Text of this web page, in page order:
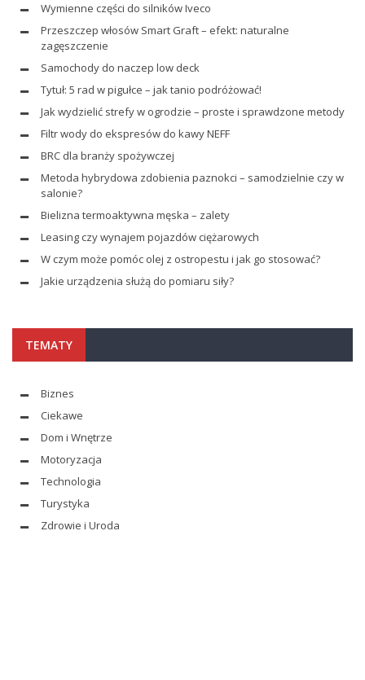
Wymienne części do silników Iveco
Przeszczep włosów Smart Graft – efekt: naturalne
zagęszczenie
Samochody do naczep low deck
Tytuł: 5 rad w pigułce – jak tanio podróżować!
Jak wydzielić strefy w ogrodzie – proste i sprawdzone metody
Filtr wody do ekspresów do kawy NEFF
BRC dla branży spożywczej
Metoda hybrydowa zdobienia paznokci – samodzielnie czy w
salonie?
Bielizna termoaktywna męska – zalety
Leasing czy wynajem pojazdów ciężarowych
W czym może pomóc olej z ostropestu i jak go stosować?
Jakie urządzenia służą do pomiaru siły?
TEMATY
Biznes
Ciekawe
Dom i Wnętrze
Motoryzacja
Technologia
Turystyka
Zdrowie i Uroda